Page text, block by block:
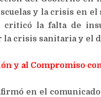
y la crisis en
criticó la falta de
crisis sanitaria y el
y al Compromiso
en el